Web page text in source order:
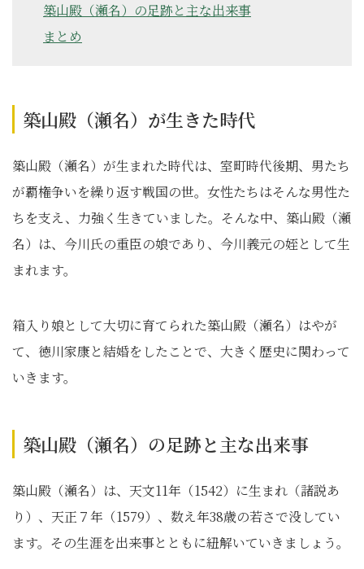
築山殿（瀬名）の足跡と主な出来事
まとめ
築山殿（瀬名）が生きた時代
築山殿（瀬名）が生まれた時代は、室町時代後期、男たち
が覇権争いを繰り返す戦国の世。女性たちはそんな男性た
ちを支え、力強く生きていました。そんな中、築山殿（瀬
名）は、今川氏の重臣の娘であり、今川義元の姪として生
まれます。
箱入り娘として大切に育てられた築山殿（瀬名）はやが
て、徳川家康と結婚をしたことで、大きく歴史に関わって
いきます。
築山殿（瀬名）の足跡と主な出来事
築山殿（瀬名）は、天文11年（1542）に生まれ（諸説あ
り）、天正７年（1579）、数え年38歳の若さで没してい
ます。その生涯を出来事とともに紐解いていきましょう。